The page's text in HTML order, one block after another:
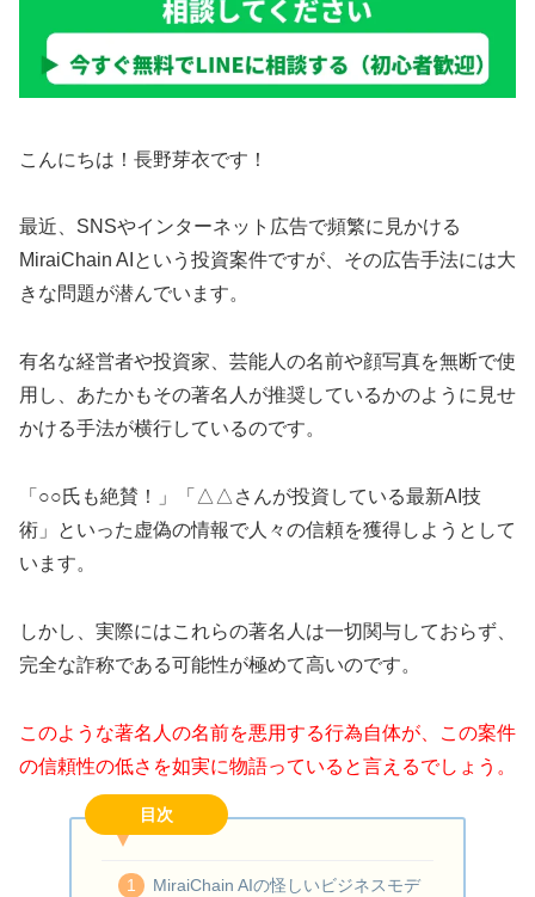
こんにちは！長野芽衣です！
最近、SNSやインターネット広告で頻繁に見かける
MiraiChain AIという投資案件ですが、その広告手法には大
きな問題が潜んでいます。
有名な経営者や投資家、芸能人の名前や顔写真を無断で使
用し、あたかもその著名人が推奨しているかのように見せ
かける手法が横行しているのです。
「○○氏も絶賛！」「△△さんが投資している最新AI技
術」といった虚偽の情報で人々の信頼を獲得しようとして
います。
しかし、実際にはこれらの著名人は一切関与しておらず、
完全な詐称である可能性が極めて高いのです。
このような著名人の名前を悪用する行為自体が、この案件
の信頼性の低さを如実に物語っていると言えるでしょう。
目次
MiraiChain AIの怪しいビジネスモデ